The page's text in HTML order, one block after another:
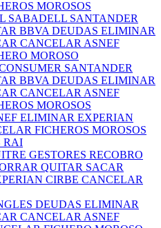
MOROSOS
SABADELL SANTANDER
BBVA DEUDAS ELIMINAR
CANCELAR ASNEF
MOROSO
SANTANDER
BBVA DEUDAS ELIMINAR
CANCELAR ASNEF
MOROSOS
ELIMINAR EXPERIAN
FICHEROS MOROSOS
RAI
GESTORES RECOBRO
QUITAR SACAR
CIRBE CANCELAR
DEUDAS ELIMINAR
CANCELAR ASNEF